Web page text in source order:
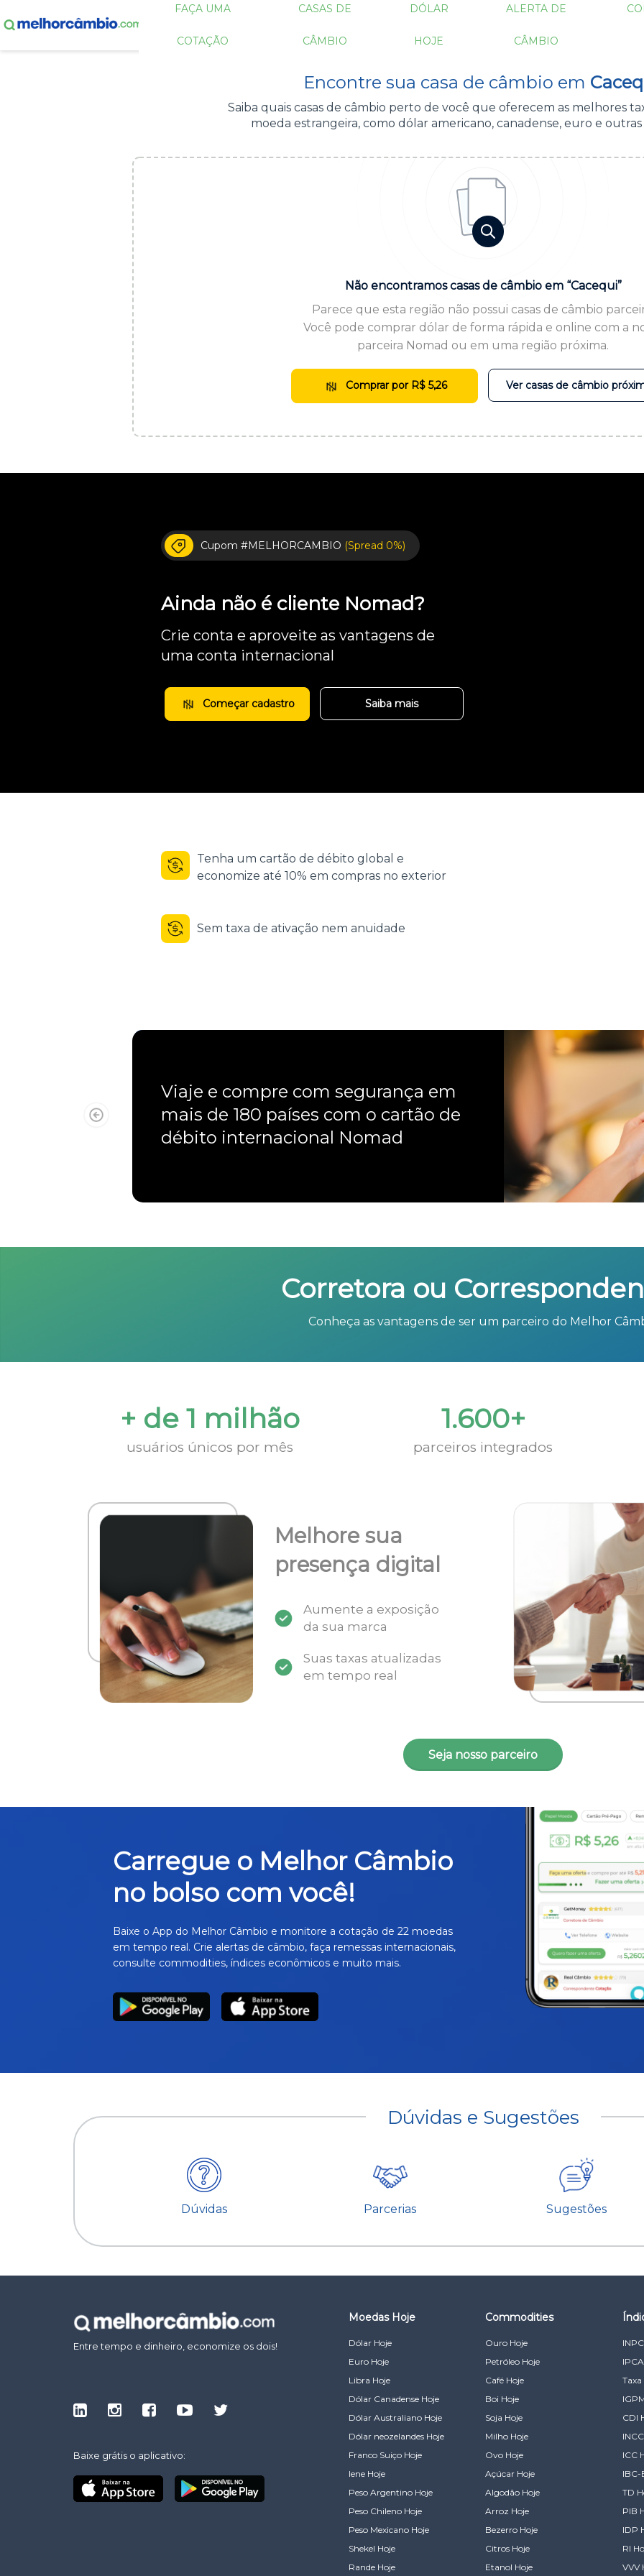
FAÇA UMA
COTAÇÃO
CASAS DE
CÂMBIO
DÓLAR
HOJE
ALERTA DE
CÂMBIO
Encontre sua casa de câmbio em
Saiba quais casas de câmbio perto de você que oferecem as melhores
moeda estrangeira, como dólar americano, canadense, euro e outras
Não encontramos casas de câmbio em “Cacequi”
Parece que esta região não possui casas de câmbio
Você pode comprar dólar de forma rápida e online com a
parceira Nomad ou em uma região próxima.
Comprar por R$ 5,26 Ver casas de câmbio
Cupom #MELHORCAMBIO (Spread 0%)
Ainda não é cliente Nomad?
Crie conta e aproveite as vantagens de
uma conta internacional
Começar cadastro Saiba mais
Tenha um cartão de débito global e
economize até 10% em compras no exterior
Sem taxa de ativação nem anuidade
Viaje e compre com segurança em
mais de 180 países com o cartão de
débito internacional Nomad
Corretora ou
Conheça as vantagens de ser um parceiro do Melhor
+ de 1 milhão
usuários únicos por mês
1.600+
parceiros integrados
Melhore sua
presença digital
Aumente a exposição
da sua marca
Suas taxas atualizadas
em tempo real
Seja nosso parceiro
Carregue o Melhor Câmbio
no bolso com você!
Baixe o App do Melhor Câmbio e monitore a cotação de 22 moedas
em tempo real. Crie alertas de câmbio, faça remessas internacionais,
consulte commodities, índices econômicos e muito mais.
Dúvidas e Sugestões
Dúvidas Parcerias Sugestões
Entre tempo e dinheiro, economize os dois!
Baixe grátis o aplicativo:
Moedas Hoje
Dólar Hoje
Euro Hoje
Libra Hoje
Dólar Canadense Hoje
Dólar Australiano Hoje
Dólar neozelandes Hoje
Franco Suiço Hoje
Iene Hoje
Peso Argentino Hoje
Peso Chileno Hoje
Peso Mexicano Hoje
Shekel Hoje
Rande Hoje
Commodities
Ouro Hoje
Petróleo Hoje
Café Hoje
Boi Hoje
Soja Hoje
Milho Hoje
Ovo Hoje
Açúcar Hoje
Algodão Hoje
Arroz Hoje
Bezerro Hoje
Citros Hoje
Etanol Hoje
Taxa
CDI
ICC
IBC-
TD
PIB
IDP
RI
VVV